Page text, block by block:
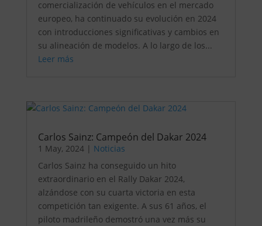
comercialización de vehículos en el mercado
europeo, ha continuado su evolución en 2024
con introducciones significativas y cambios en
su alineación de modelos. A lo largo de los...
Leer más
Carlos Sainz: Campeón del Dakar 2024
1 May, 2024| Noticias
Carlos Sainz ha conseguido un hito
extraordinario en el Rally Dakar 2024,
alzándose con su cuarta victoria en esta
competición tan exigente. A sus 61 años, el
piloto madrileño demostró una vez más su